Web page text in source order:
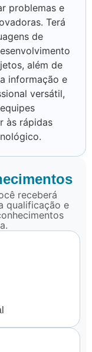
problemas e
Terá
de
além de
informação e
versátil,
às rápidas
receberá
qualificação e